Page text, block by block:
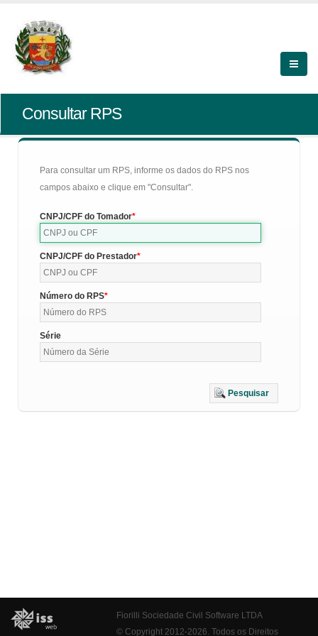
Consultar RPS
Para consultar um RPS, informe os dados do RPS nos
campos abaixo e clique em "Consultar".
CNPJ/CPF do Tomador
CNPJ/CPF do Prestador
Número do RPS
Série
Pesquisar
Fiorilli Sociedade Civil Software LTDA
© Copyright 2012-2026. Todos os Direitos